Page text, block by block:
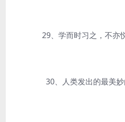
29、学而时习之，不亦
30、人类发出的最美